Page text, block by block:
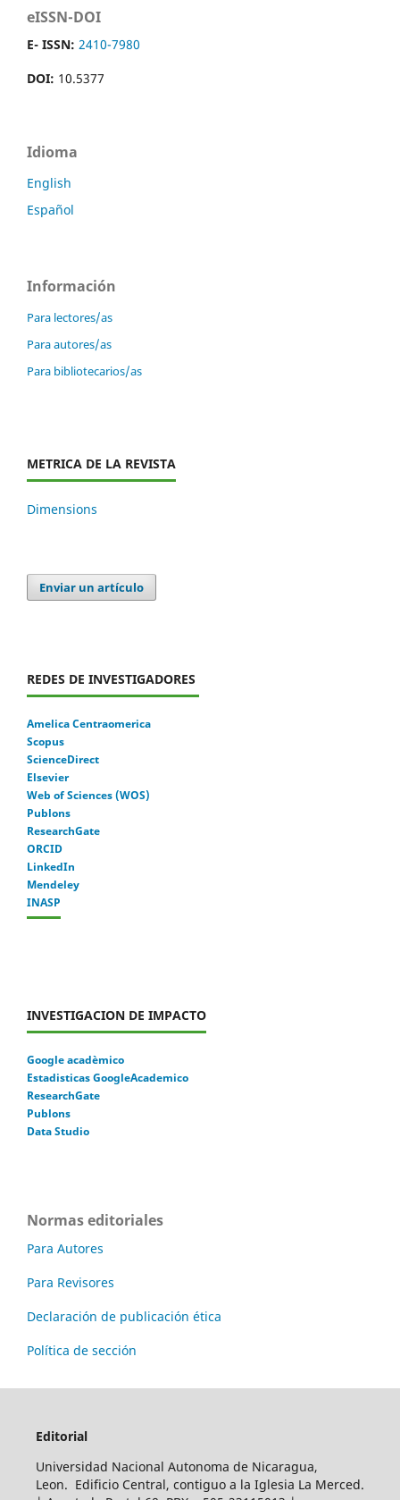
eISSN-DOI
E- ISSN: 2410-7980
DOI: 10.5377
Idioma
English
Español
Información
Para lectores/as
Para autores/as
Para bibliotecarios/as
METRICA DE LA REVISTA
Dimensions
Enviar un artículo
REDES DE INVESTIGADORES
Amelica Centraomerica
Scopus
ScienceDirect
Elsevier
Web of Sciences (WOS)
Publons
ResearchGate
ORCID
LinkedIn
Mendeley
INASP
INVESTIGACION DE IMPACTO
Google acadèmico
Estadisticas GoogleAcademico
ResearchGate
Publons
Data Studio
Normas editoriales
Para Autores
Para Revisores
Declaración de publicación ética
Política de sección
Editorial
Universidad Nacional Autonoma de Nicaragua,
Leon. Edificio Central, contiguo a la Iglesia La Merced.